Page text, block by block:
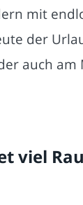
mit
der
auch
viel